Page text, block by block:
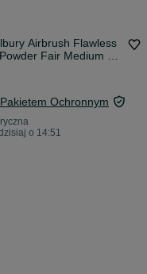
Airbrush Flawless
Fair Medium –
Ochronnym
o 14:51